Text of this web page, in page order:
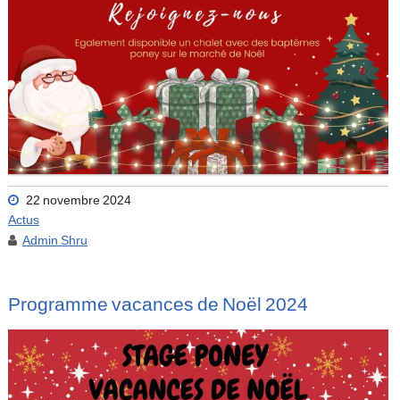
22 novembre 2024
Actus
Admin Shru
Programme vacances de Noël 2024